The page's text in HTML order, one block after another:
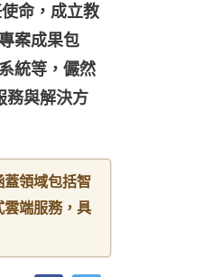
命，成立教
案成果包
統等，儼然
務與解決方
蓋領域包括智
雲端服務，具